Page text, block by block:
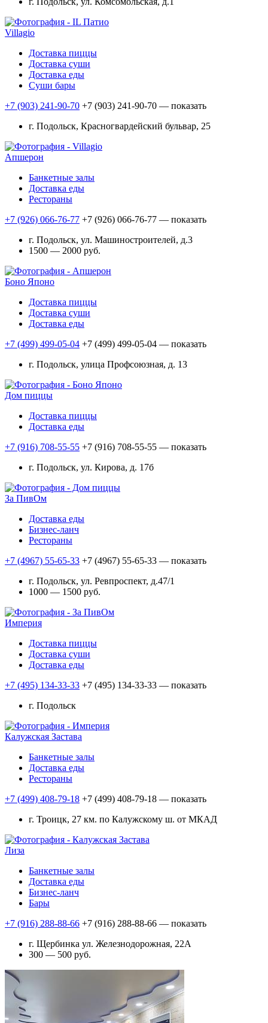
Villagio
Доставка пиццы
Доставка суши
Доставка еды
Суши бары
+7 (903) 241-90-70 +7 (903) 241-90-70 — показать
г. Подольск, Красногвардейский бульвар, 25
Апшерон
Банкетные залы
Доставка еды
Рестораны
+7 (926) 066-76-77 +7 (926) 066-76-77 — показать
г. Подольск, ул. Машиностроителей, д.3
1500 — 2000 руб.
Боно Японо
Доставка пиццы
Доставка суши
Доставка еды
+7 (499) 499-05-04 +7 (499) 499-05-04 — показать
г. Подольск, улица Профсоюзная, д. 13
Дом пиццы
Доставка пиццы
Доставка еды
+7 (916) 708-55-55 +7 (916) 708-55-55 — показать
г. Подольск, ул. Кирова, д. 17б
За ПивОм
Доставка еды
Бизнес-ланч
Рестораны
+7 (4967) 55-65-33 +7 (4967) 55-65-33 — показать
г. Подольск, ул. Ревпроспект, д.47/1
1000 — 1500 руб.
Империя
Доставка пиццы
Доставка суши
Доставка еды
+7 (495) 134-33-33 +7 (495) 134-33-33 — показать
г. Подольск
Калужская Застава
Банкетные залы
Доставка еды
Рестораны
+7 (499) 408-79-18 +7 (499) 408-79-18 — показать
г. Троицк, 27 км. по Калужскому ш. от МКАД
Лиза
Банкетные залы
Доставка еды
Бизнес-ланч
Бары
+7 (916) 288-88-66 +7 (916) 288-88-66 — показать
г. Щербинка ул. Железнодорожная, 22А
300 — 500 руб.